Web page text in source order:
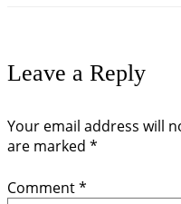
Leave a Reply
Your email address will
are marked *
Comment*